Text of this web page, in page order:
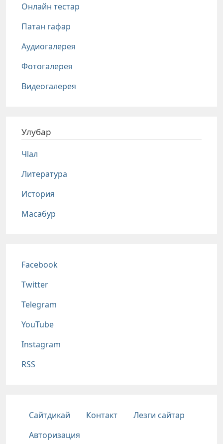
Онлайн тестар
Патан гафар
Аудиогалерея
Фотогалерея
Видеогалерея
Улубар
Чlал
Литература
История
Масабур
Соц сети
Facebook
Twitter
Telegram
YouTube
Instagram
RSS
Подвал
Сайтдикай Контакт
Лезги сайтар
Авторизация